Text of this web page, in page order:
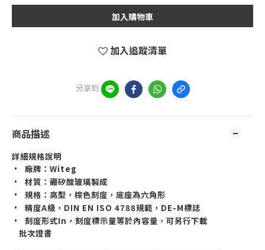
加入購物車
加入追蹤清單
分享到
商品描述
詳細規格說明
•
廠牌： Witeg
•
材質：硼矽酸玻璃製成
•
規格：高型 ， 棕色刻度 ， 底座為六角形
•
精度A級， DIN EN ISO 4788規範， DE-M標誌
•
刻度形式In， 刻度標示量等於內容量 ， 可另行下載
批次證書